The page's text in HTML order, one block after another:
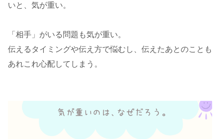
いと、気が重い。
「相手」がいる問題も気が重い。
伝えるタイミングや伝え方で悩むし、伝えたあとのことも
あれこれ心配してしまう。